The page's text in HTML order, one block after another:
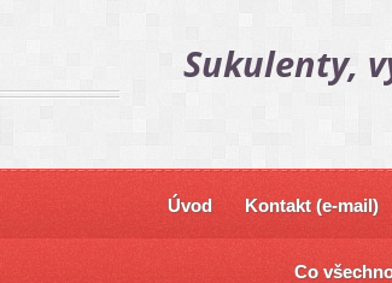
Sukulenty,
Úvod Kontakt (e-mail)
Co